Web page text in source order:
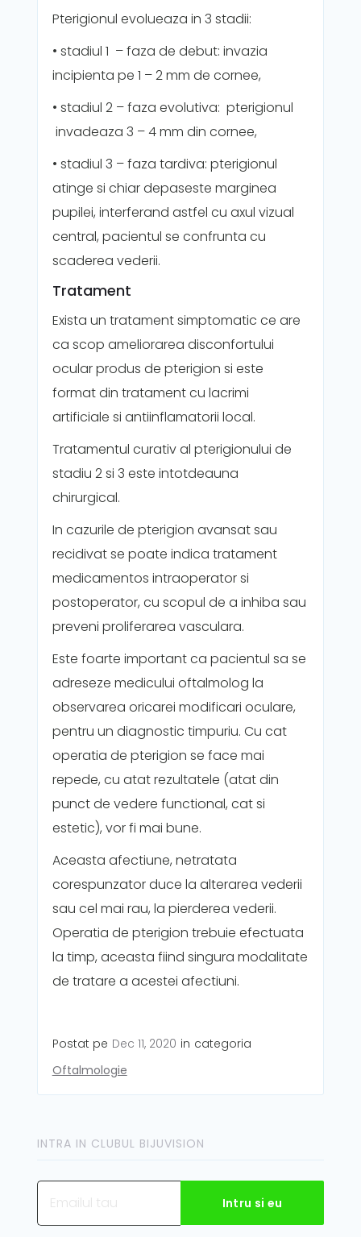
Pterigionul evolueaza in 3 stadii:
• stadiul 1 – faza de debut: invazia
incipienta pe 1 – 2 mm de cornee,
• stadiul 2 – faza evolutiva: pterigionul
invadeaza 3 – 4 mm din cornee,
• stadiul 3 – faza tardiva: pterigionul
atinge si chiar depaseste marginea
pupilei, interferand astfel cu axul vizual
central, pacientul se confrunta cu
scaderea vederii.
Tratament
Exista un tratament simptomatic ce are
ca scop ameliorarea disconfortului
ocular produs de pterigion si este
format din tratament cu lacrimi
artificiale si antiinflamatorii local.
Tratamentul curativ al pterigionului de
stadiu 2 si 3 este intotdeauna
chirurgical.
In cazurile de pterigion avansat sau
recidivat se poate indica tratament
medicamentos intraoperator si
postoperator, cu scopul de a inhiba sau
preveni proliferarea vasculara.
Este foarte important ca pacientul sa se
adreseze medicului oftalmolog la
observarea oricarei modificari oculare,
pentru un diagnostic timpuriu. Cu cat
operatia de pterigion se face mai
repede, cu atat rezultatele (atat din
punct de vedere functional, cat si
estetic), vor fi mai bune.
Aceasta afectiune, netratata
corespunzator duce la alterarea vederii
sau cel mai rau, la pierderea vederii.
Operatia de pterigion trebuie efectuata
la timp, aceasta fiind singura modalitate
de tratare a acestei afectiuni.
Postat pe Dec 11, 2020 in categoria
Oftalmologie
INTRA IN CLUBUL BIJUVISION